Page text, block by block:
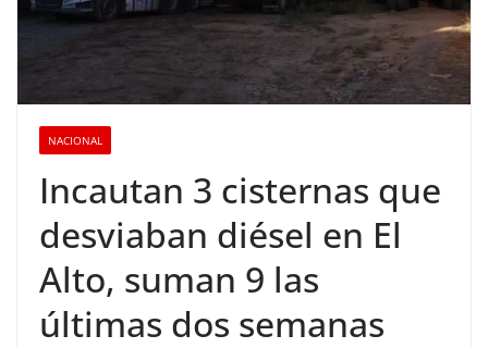
NACIONAL
Incautan 3 cisternas que
desviaban diésel en El
Alto, suman 9 las
últimas dos semanas